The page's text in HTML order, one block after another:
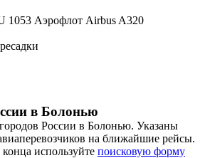
1053 Аэрофлот Airbus A320
в Болонью
России в Болонью. Указаны
на ближайшие рейсы.
конца используйте поисковую форму